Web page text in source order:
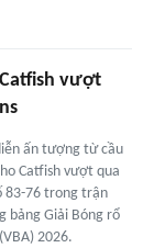
vượt
ấn tượng từ cầu
Catfish vượt qua
83-76 trong trận
bảng Giải Bóng rổ
2026.